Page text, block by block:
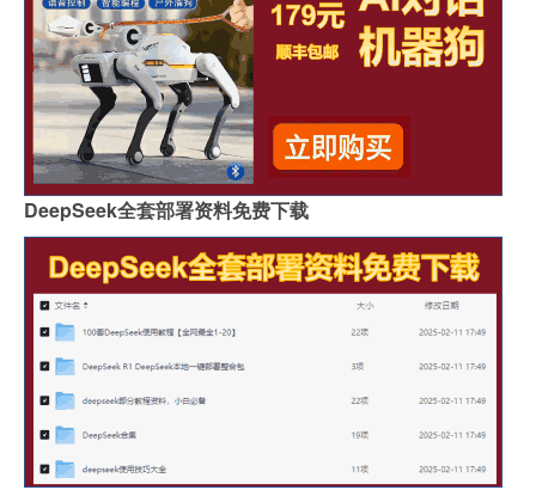
DeepSeek全套部署资料免费下载